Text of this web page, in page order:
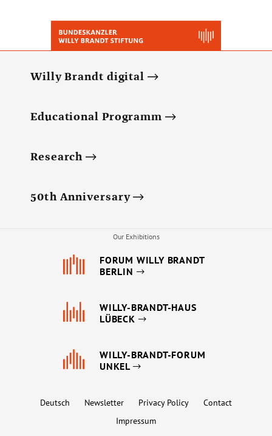
Willy Brandt digital
Educational Programm
Research
50th Anniversary
Our Exhibitions
FORUM WILLY BRANDT
BERLIN
WILLY-BRANDT-HAUS
LÜBECK
WILLY-BRANDT-FORUM
UNKEL
Deutsch Newsletter Privacy Policy
Contact
Impressum